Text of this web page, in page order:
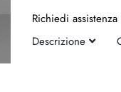
Richiedi assistenza
Descrizione